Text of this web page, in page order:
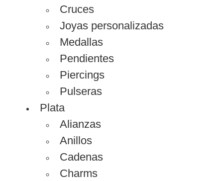
Cruces
Joyas personalizadas
Medallas
Pendientes
Piercings
Pulseras
Plata
Alianzas
Anillos
Cadenas
Charms